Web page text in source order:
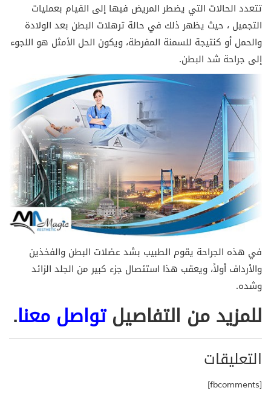
تتعدد الحالات التي يضطر المريض فيها إلى القيام بعمليات
التجميل ، حيث يظهر ذلك في حالة ترهلات البطن بعد الولادة
والحمل أو كنتيجة للسمنة المفرطة، ويكون الحل الأمثل هو اللجوء
إلى جراحة شد البطن.
في هذه الجراحة يقوم الطبيب بشد عضلات البطن والفخذين
والأرداف أولاً، ويعقب هذا استئصال جزء كبير من الجلد الزائد
وشده.
للمزيد من التفاصيلتواصل معنا.
التعليقات
[fbcomments]